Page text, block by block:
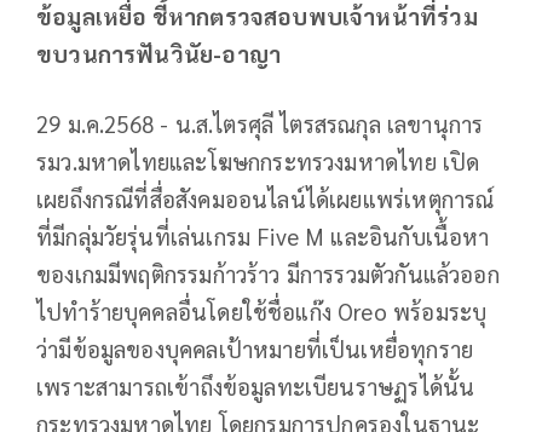
ข้อมูลเหยื่อ ชี้หากตรวจสอบพบเจ้าหน้าที่ร่วม
ขบวนการฟันวินัย-อาญา
29 ม.ค.2568 - น.ส.ไตรศุลี ไตรสรณกุล เลขานุการ
รมว.มหาดไทยและโฆษกกระทรวงมหาดไทย เปิด
เผยถึงกรณีที่สื่อสังคมออนไลน์ได้เผยแพร่เหตุการณ์
ที่มีกลุ่มวัยรุ่นที่เล่นเกรม Five M และอินกับเนื้อหา
ของเกมมีพฤติกรรมก้าวร้าว มีการรวมตัวกันแล้วออก
ไปทำร้ายบุคคลอื่นโดยใช้ชื่อแก๊ง Oreo พร้อมระบุ
ว่ามีข้อมูลของบุคคลเป้าหมายที่เป็นเหยื่อทุกราย
เพราะสามารถเข้าถึงข้อมูลทะเบียนราษฏรได้นั้น
กระทรวงมหาดไทย โดยกรมการปกครองในฐานะ